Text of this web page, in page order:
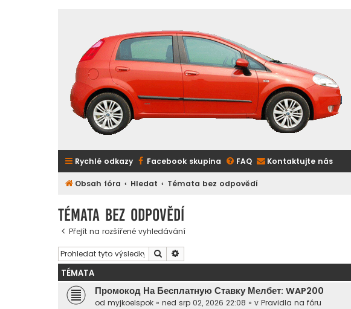
Rychlé odkazy Facebook skupina FAQ Kontaktujte nás
Obsah fóra Hledat Témata bez odpovědí
Témata bez odpovědí
Přejít na rozšířené vyhledávání
Hledat
TÉMATA
Промокод На Бесплатную Ставку Мелбет: WAP200
od myjkoelspok » ned srp 02, 2026 22:08 » v Pravidla na fóru